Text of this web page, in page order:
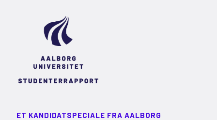
ET KANDIDATSPECIALE FRA AALBORG